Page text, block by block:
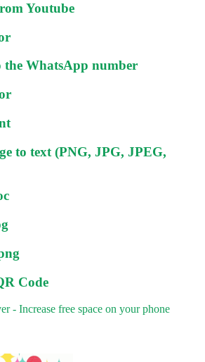
Youtube
the WhatsApp number
to text (PNG, JPG, JPEG,
Code
- Increase free space on your phone